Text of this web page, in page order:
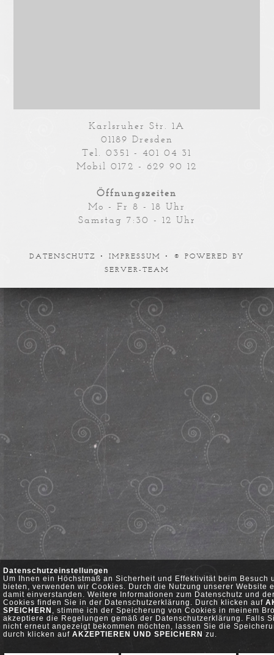
Datenschutzeinstellungen
Um Ihnen ein Höchstmaß an Sicherheit und Effektivität beim Besuch
bieten, verwenden wir Cookies. Durch die Nutzung unserer Website
damit einverstanden. Weitere Informationen zum Datenschutz und
Cookies finden Sie in der Datenschutzerklärung. Durch klicken auf
SPEICHERN , stimme ich der Speicherung von Cookies in meinem
akzeptiere die Regelungen gemäß der Datenschutzerklärung. Falls
nicht erneut angezeigt bekommen möchten, lassen Sie die
durch klicken auf AKZEPTIEREN UND SPEICHERN zu.
Karlsruher Str. 1A
01189 Dresden
Tel. 0351 - 401 04 31
Mobil 0172 - 629 90 12
Öffnungszeiten
Mo - Fr 8 - 18 Uhr
Samstag 7:30 - 12 Uhr
DATENSCHUTZ • IMPRESSUM •
© POWERED BY
SERVER-TEAM